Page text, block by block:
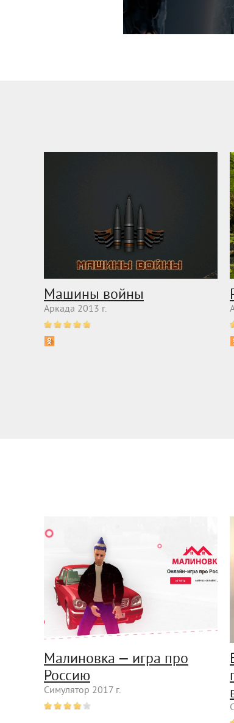
Машины войны
Аркада 2013 г.
Малиновка — игра про
Россию
Симулятор 2017 г.